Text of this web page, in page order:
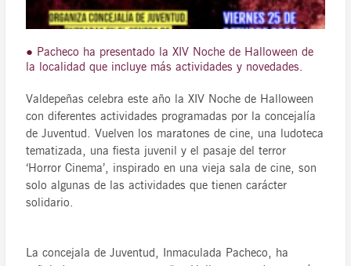
● Pacheco ha presentado la XIV Noche de Halloween de
la localidad que incluye más actividades y novedades.
Valdepeñas celebra este año la XIV Noche de Halloween
con diferentes actividades programadas por la concejalía
de Juventud. Vuelven los maratones de cine, una ludoteca
tematizada, una fiesta juvenil y el pasaje del terror
‘Horror Cinema’, inspirado en una vieja sala de cine, son
solo algunas de las actividades que tienen carácter
solidario.
La concejala de Juventud, Inmaculada Pacheco, ha